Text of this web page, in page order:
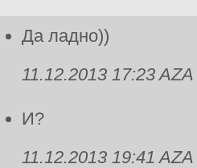
Да ладно))
11.12.2013 17:23 AZA
И?
11.12.2013 19:41 AZA